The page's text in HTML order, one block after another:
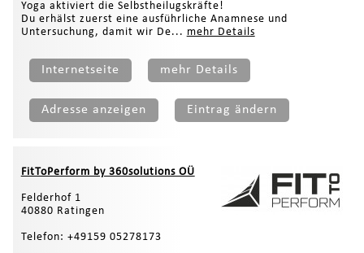
Yoga aktiviert die Selbstheilugskräfte!
Du erhälst zuerst eine ausführliche Anamnese und
Untersuchung, damit wir De... mehr Details
Internetseite mehr Details
Adresse anzeigen Eintrag ändern
FitToPerform by 360solutions OÜ
Felderhof 1
40880 Ratingen
Telefon: +49159 05278173